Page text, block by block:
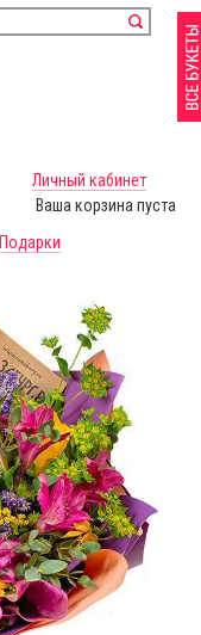
Личный кабинет
Ваша корзина пуста
Подарки